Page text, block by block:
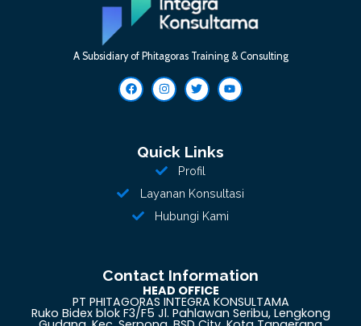
A Subsidiary of Phitagoras Training & Consulting
Quick Links
Profil
Layanan Konsultasi
Hubungi Kami
Contact Information
HEAD OFFICE
PT PHITAGORAS INTEGRA KONSULTAMA
Ruko Bidex blok F3/F5 Jl. Pahlawan Seribu, Lengkong